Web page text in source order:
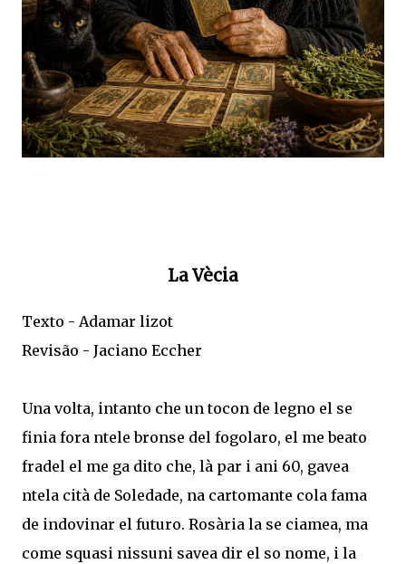
La Vècia
Texto - Adamar lizot
Revisão - Jaciano Eccher
Una volta, intanto che un tocon de legno el se
finia fora ntele bronse del fogolaro, el me beato
fradel el me ga dito che, là par i ani 60, gavea
ntela cità de Soledade, na cartomante cola fama
de indovinar el futuro. Rosària la se ciamea, ma
come squasi nissuni savea dir el so nome, i la